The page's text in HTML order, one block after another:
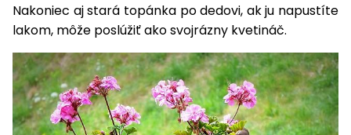
Náhradné
Vidly
Štiepačky
dreva
Drviče
vetiev
Špalíkovače
boxy
Ochrana
rastlín
Záhradné
koše
Krhly
obrubníky
textílie
Odpudzovače
a pasce
Príslušenstvo
stoly
dosky
Transportéry
Seniorské
vozíky
Prilby
Nakoniec aj stará topánka po dedovi, ak ju napustíte
lakom, môže poslúžiť ako svojrázny kvetináč.